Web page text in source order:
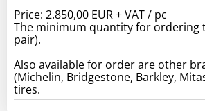
Price: 2.850,00 EUR + VAT / pc
The minimum quantity for ordering
pair).
Also available for order are other
(Michelin, Bridgestone, Barkley,
tires.